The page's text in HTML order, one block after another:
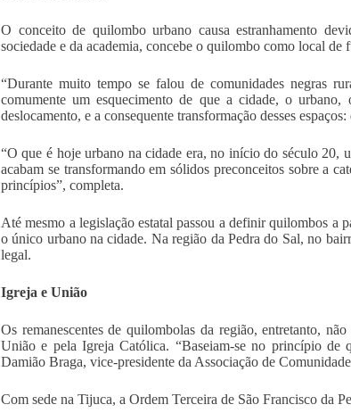
O conceito de quilombo urbano causa estranhamento
sociedade e da academia, concebe o quilombo como local de
“Durante muito tempo se falou de comunidades negras
comumente um esquecimento de que a cidade, o
deslocamento, e a consequente transformação desses
“O que é hoje urbano na cidade era, no início do século 20,
acabam se transformando em sólidos preconceitos sobre a
princípios”, completa.
Até mesmo a legislação estatal passou a definir quilombos
o único urbano na cidade. Na região da Pedra do Sal, no
legal.
Igreja e União
Os remanescentes de quilombolas da região, entretanto,
União e pela Igreja Católica. “Baseiam-se no princípio de
Damião Braga, vice-presidente da Associação de
Com sede na Tijuca, a Ordem Terceira de São Francisco da